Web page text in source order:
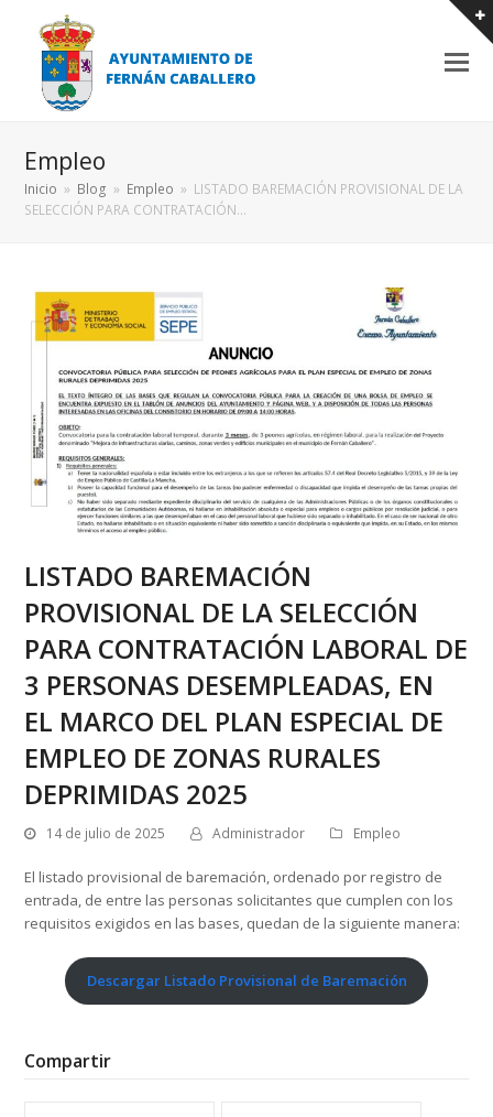
Empleo
Inicio » Blog » Empleo » LISTADO BAREMACIÓN PROVISIONAL DE LA
SELECCIÓN PARA CONTRATACIÓN…
LISTADO BAREMACIÓN
PROVISIONAL DE LA SELECCIÓN
PARA CONTRATACIÓN LABORAL DE
3 PERSONAS DESEMPLEADAS, EN
EL MARCO DEL PLAN ESPECIAL DE
EMPLEO DE ZONAS RURALES
DEPRIMIDAS 2025
14 de julio de 2025 Administrador Empleo
El listado provisional de baremación, ordenado por registro de
entrada, de entre las personas solicitantes que cumplen con los
requisitos exigidos en las bases, quedan de la siguiente manera:
Descargar Listado Provisional de Baremación
Compartir